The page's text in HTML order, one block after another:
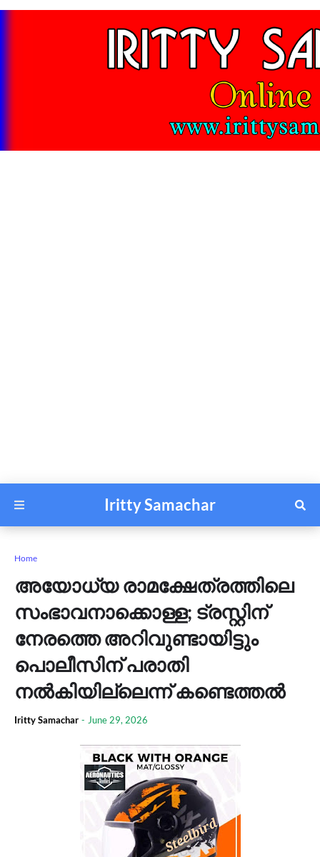
Iritty Samachar
Home
അയോധ്യ രാമക്ഷേത്രത്തിലെ
സംഭാവനാക്കൊള്ള; ട്രസ്റ്റിന്
നേരത്തെ അറിവുണ്ടായിട്ടും
പൊലീസിന് പരാതി
നല്‍കിയില്ലെന്ന് കണ്ടെത്തൽ
Iritty Samachar - June 29, 2026